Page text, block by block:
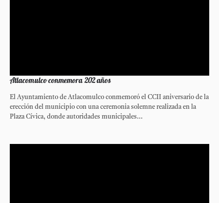
Atlacomulco conmemora 202 años
El Ayuntamiento de Atlacomulco conmemoró el CCII aniversario de la
erección del municipio con una ceremonia solemne realizada en la
Plaza Cívica, donde autoridades municipales...